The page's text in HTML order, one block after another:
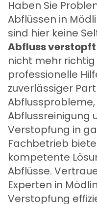
Haben Sie
Abflüssen in
sind hier keine
Abfluss verstopft
nicht mehr
professionelle
zuverlässiger
Abflussreinigung
Verstopfung in
Fachbetrieb
kompetente
Abflüsse.
Experten in
Verstopfung